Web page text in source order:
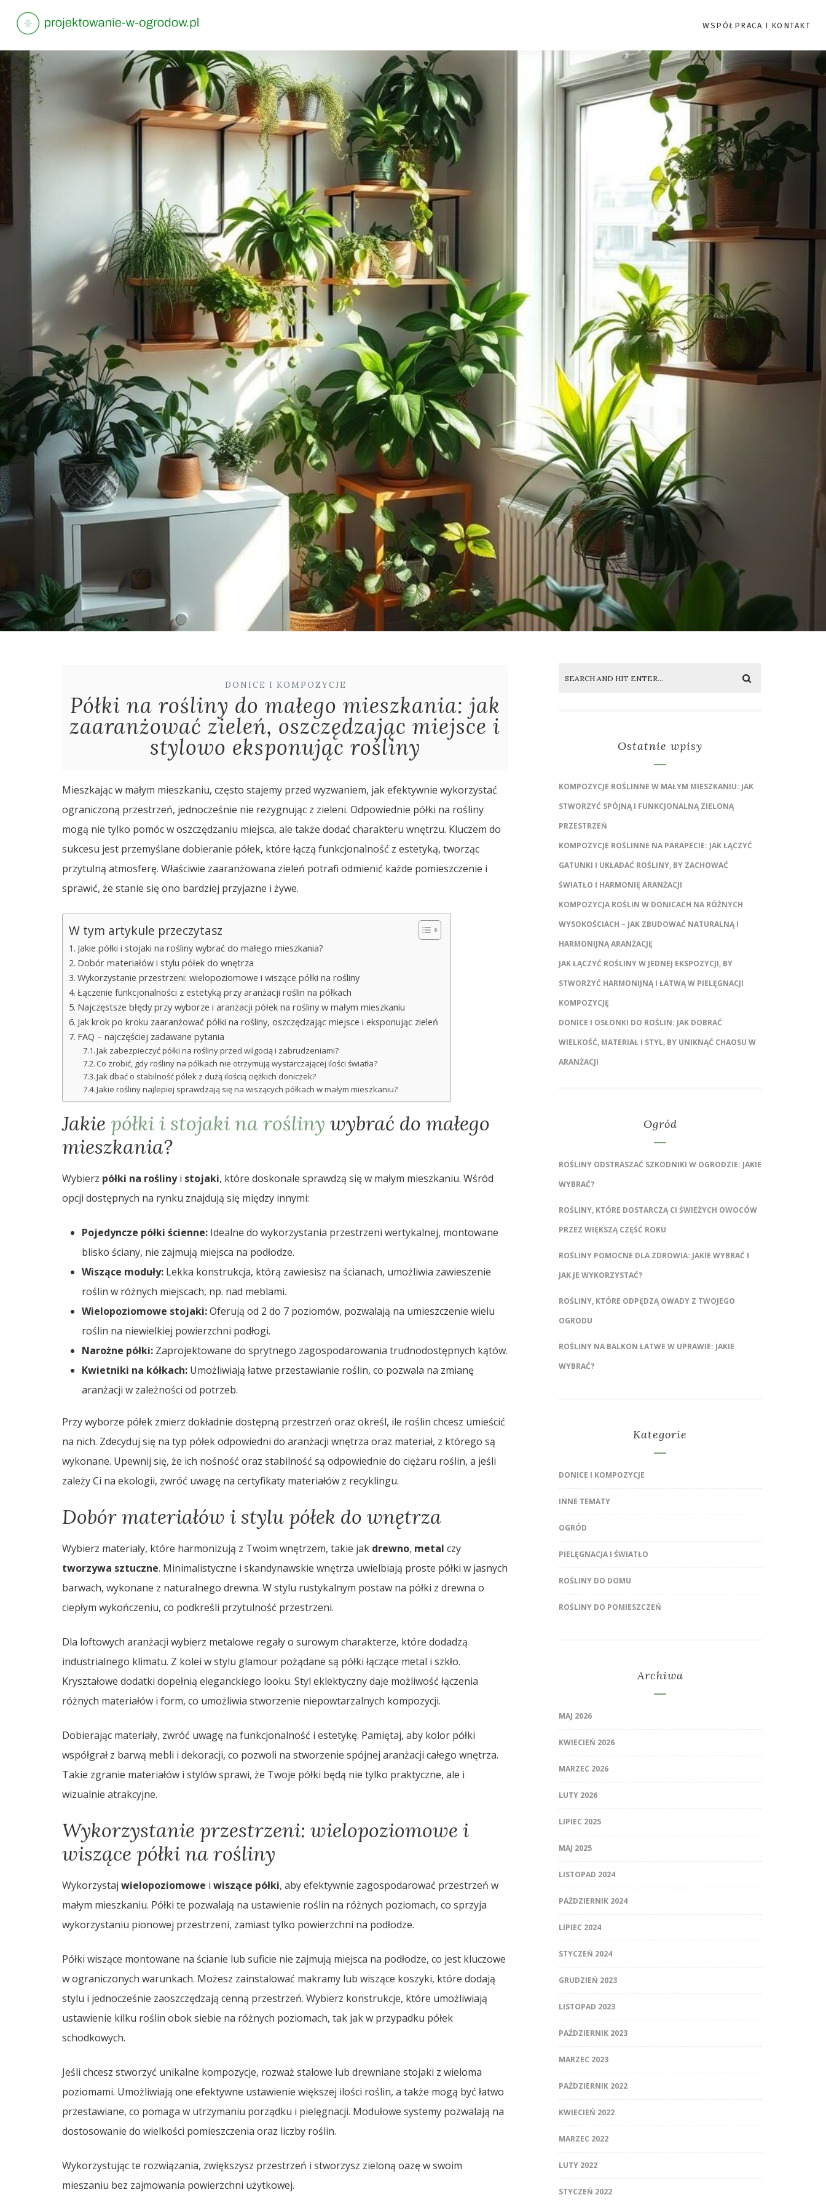
WSPÓŁPRACA I KONTAKT
DONICE I KOMPOZYCJE
Półki na rośliny do małego mieszkania: jak
zaaranżować zieleń, oszczędzając miejsce i
stylowo eksponując rośliny
Mieszkając w małym mieszkaniu, często stajemy przed wyzwaniem, jak efektywnie wykorzystać
ograniczoną przestrzeń, jednocześnie nie rezygnując z zieleni. Odpowiednie półki na rośliny
mogą nie tylko pomóc w oszczędzaniu miejsca, ale także dodać charakteru wnętrzu. Kluczem do
sukcesu jest przemyślane dobieranie półek, które łączą funkcjonalność z estetyką, tworząc
przytulną atmosferę. Właściwie zaaranżowana zieleń potrafi odmienić każde pomieszczenie i
sprawić, że stanie się ono bardziej przyjazne i żywe.
W tym artykule przeczytasz
Jakie półki i stojaki na rośliny wybrać do małego mieszkania?
Dobór materiałów i stylu półek do wnętrza
Wykorzystanie przestrzeni: wielopoziomowe i wiszące półki na rośliny
Łączenie funkcjonalności z estetyką przy aranżacji roślin na półkach
Najczęstsze błędy przy wyborze i aranżacji półek na rośliny w małym mieszkaniu
Jak krok po kroku zaaranżować półki na rośliny, oszczędzając miejsce i eksponując zieleń
FAQ – najczęściej zadawane pytania
Jak zabezpieczyć półki na rośliny przed wilgocią i zabrudzeniami?
Co zrobić, gdy rośliny na półkach nie otrzymują wystarczającej ilości światła?
Jak dbać o stabilność półek z dużą ilością ciężkich doniczek?
Jakie rośliny najlepiej sprawdzają się na wiszących półkach w małym mieszkaniu?
Jakie półki i stojaki na rośliny wybrać do małego
mieszkania?
Wybierz półki na roślinyi stojaki, które doskonale sprawdzą się w małym mieszkaniu. Wśród
opcji dostępnych na rynku znajdują się między innymi:
Pojedyncze półki ścienne:Idealne do wykorzystania przestrzeni wertykalnej, montowane
blisko ściany, nie zajmują miejsca na podłodze.
Wiszące moduły:Lekka konstrukcja, którą zawiesisz na ścianach, umożliwia zawieszenie
roślin w różnych miejscach, np. nad meblami.
Wielopoziomowe stojaki:Oferują od 2 do 7 poziomów, pozwalają na umieszczenie wielu
roślin na niewielkiej powierzchni podłogi.
Narożne półki:Zaprojektowane do sprytnego zagospodarowania trudnodostępnych kątów.
Kwietniki na kółkach:Umożliwiają łatwe przestawianie roślin, co pozwala na zmianę
aranżacji w zależności od potrzeb.
Przy wyborze półek zmierz dokładnie dostępną przestrzeń oraz określ, ile roślin chcesz umieścić
na nich. Zdecyduj się na typ półek odpowiedni do aranżacji wnętrza oraz materiał, z którego są
wykonane. Upewnij się, że ich nośność oraz stabilność są odpowiednie do ciężaru roślin, a jeśli
zależy Ci na ekologii, zwróć uwagę na certyfikaty materiałów z recyklingu.
Dobór materiałów i stylu półek do wnętrza
Wybierz materiały, które harmonizują z Twoim wnętrzem, takie jak drewno, metal czy
tworzywa sztuczne. Minimalistyczne i skandynawskie wnętrza uwielbiają proste półki w jasnych
barwach, wykonane z naturalnego drewna. W stylu rustykalnym postaw na półki z drewna o
ciepłym wykończeniu, co podkreśli przytulność przestrzeni.
Dla loftowych aranżacji wybierz metalowe regały o surowym charakterze, które dodadzą
industrialnego klimatu. Z kolei w stylu glamour pożądane są półki łączące metal i szkło.
Kryształowe dodatki dopełnią eleganckiego looku. Styl eklektyczny daje możliwość łączenia
różnych materiałów i form, co umożliwia stworzenie niepowtarzalnych kompozycji.
Dobierając materiały, zwróć uwagę na funkcjonalność i estetykę. Pamiętaj, aby kolor półki
współgrał z barwą mebli i dekoracji, co pozwoli na stworzenie spójnej aranżacji całego wnętrza.
Takie zgranie materiałów i stylów sprawi, że Twoje półki będą nie tylko praktyczne, ale i
wizualnie atrakcyjne.
Wykorzystanie przestrzeni: wielopoziomowe i
wiszące półki na rośliny
Wykorzystaj wielopoziomowe i wiszące półki, aby efektywnie zagospodarować przestrzeń w
małym mieszkaniu. Półki te pozwalają na ustawienie roślin na różnych poziomach, co sprzyja
wykorzystaniu pionowej przestrzeni, zamiast tylko powierzchni na podłodze.
Półki wiszące montowane na ścianie lub suficie nie zajmują miejsca na podłodze, co jest kluczowe
w ograniczonych warunkach. Możesz zainstalować makramy lub wiszące koszyki, które dodają
stylu i jednocześnie zaoszczędzają cenną przestrzeń. Wybierz konstrukcje, które umożliwiają
ustawienie kilku roślin obok siebie na różnych poziomach, tak jak w przypadku półek
schodkowych.
Jeśli chcesz stworzyć unikalne kompozycje, rozważ stalowe lub drewniane stojaki z wieloma
poziomami. Umożliwiają one efektywne ustawienie większej ilości roślin, a także mogą być łatwo
przestawiane, co pomaga w utrzymaniu porządku i pielęgnacji. Modułowe systemy pozwalają na
dostosowanie do wielkości pomieszczenia oraz liczby roślin.
Wykorzystując te rozwiązania, zwiększysz przestrzeń i stworzysz zieloną oazę w swoim
mieszaniu bez zajmowania powierzchni użytkowej.
Ostatnie wpisy
KOMPOZYCJE ROŚLINNE W MAŁYM MIESZKANIU: JAK
STWORZYĆ SPÓJNĄ I FUNKCJONALNĄ ZIELONĄ
PRZESTRZEŃ
KOMPOZYCJE ROŚLINNE NA PARAPECIE: JAK ŁĄCZYĆ
GATUNKI I UKŁADAĆ ROŚLINY, BY ZACHOWAĆ
ŚWIATŁO I HARMONIĘ ARANŻACJI
KOMPOZYCJA ROŚLIN W DONICACH NA RÓŻNYCH
WYSOKOŚCIACH – JAK ZBUDOWAĆ NATURALNĄ I
HARMONIJNĄ ARANŻACJĘ
JAK ŁĄCZYĆ ROŚLINY W JEDNEJ EKSPOZYCJI, BY
STWORZYĆ HARMONIJNĄ I ŁATWĄ W PIELĘGNACJI
KOMPOZYCJĘ
DONICE I OSŁONKI DO ROŚLIN: JAK DOBRAĆ
WIELKOŚĆ, MATERIAŁ I STYL, BY UNIKNĄĆ CHAOSU W
ARANŻACJI
Ogród
ROŚLINY ODSTRASZAĆ SZKODNIKI W OGRODZIE: JAKIE
WYBRAĆ?
ROŚLINY, KTÓRE DOSTARCZĄ CI ŚWIEŻYCH OWOCÓW
PRZEZ WIĘKSZĄ CZĘŚĆ ROKU
ROŚLINY POMOCNE DLA ZDROWIA: JAKIE WYBRAĆ I
JAK JE WYKORZYSTAĆ?
ROŚLINY, KTÓRE ODPĘDZĄ OWADY Z TWOJEGO
OGRODU
ROŚLINY NA BALKON ŁATWE W UPRAWIE: JAKIE
WYBRAĆ?
Kategorie
DONICE I KOMPOZYCJE
INNE TEMATY
OGRÓD
PIELĘGNACJA I ŚWIATŁO
ROŚLINY DO DOMU
ROŚLINY DO POMIESZCZEŃ
Archiwa
MAJ 2026
KWIECIEŃ 2026
MARZEC 2026
LUTY 2026
LIPIEC 2025
MAJ 2025
LISTOPAD 2024
PAŹDZIERNIK 2024
LIPIEC 2024
STYCZEŃ 2024
GRUDZIEŃ 2023
LISTOPAD 2023
PAŹDZIERNIK 2023
MARZEC 2023
PAŹDZIERNIK 2022
KWIECIEŃ 2022
MARZEC 2022
LUTY 2022
STYCZEŃ 2022